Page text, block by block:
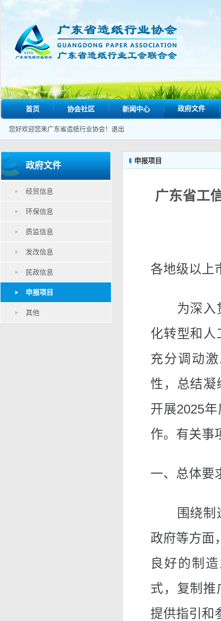
首页 协会社区 新闻中心 政府文件
您好欢迎您来广东省造纸行业协会！ 退出
政府文件
经贸信息
环保信息
质监信息
发改信息
民政信息
申报项目
其他
申报项目
广东省工
各地级以上
为深入贯
化转型和人
充分调动
性，总结凝
开展2025
作。有关事
一、总体要
围绕制造
政府等方面
良好的制
式，复制推
提供指引和